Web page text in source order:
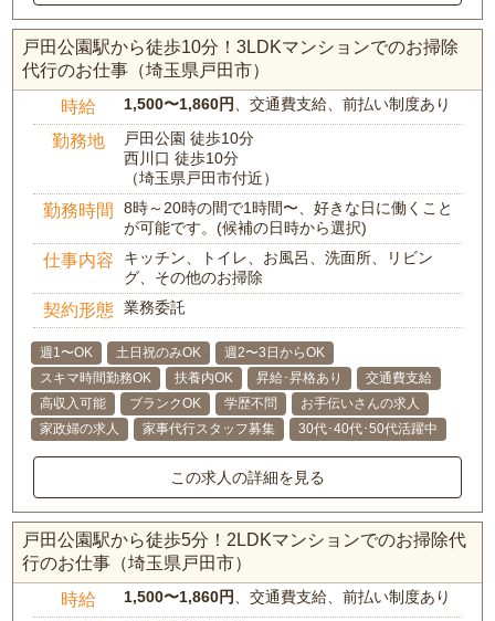
戸田公園駅から徒歩10分！3LDKマンションでのお掃除
代行のお仕事（埼玉県戸田市）
時給 1,500〜1,860円 、交通費支給、前払い制度あり
勤務地
戸田公園 徒歩10分
西川口 徒歩10分
（埼玉県戸田市付近）
勤務時間
8時～20時の間で1時間〜、好きな日に働くこと
が可能です。(候補の日時から選択)
仕事内容
キッチン、トイレ、お風呂、洗面所、リビン
グ、その他のお掃除
契約形態 業務委託
週1〜OK 土日祝のみOK
週2〜3日からOK
スキマ時間勤務OK
扶養内OK 昇給･昇格あり
交通費支給
高収入可能
ブランクOK 学歴不問
お手伝いさんの求人
家政婦の求人
家事代行スタッフ募集 30代･40代･50代活躍中
この求人の詳細を見る
戸田公園駅から徒歩5分！2LDKマンションでのお掃除代
行のお仕事（埼玉県戸田市）
時給 1,500〜1,860円 、交通費支給、前払い制度あり